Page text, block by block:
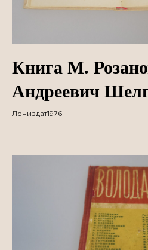
Книга М.
Андреевич
Лениздат1976